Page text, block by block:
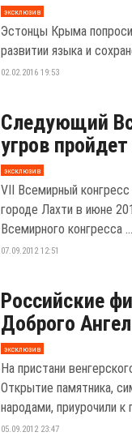
эксклюзив
Эстонцы Крыма
развитии языка и
02.02.2016 19:53
Следующий
угров
эксклюзив
VII Всемирный
городе Лахти в июне
Всемирного конгресса ...
07.09.2012 12:51
Российские
Доброго
эксклюзив
На пристани
Открытие памятника,
народами, приурочили к
05.09.2012 23:47